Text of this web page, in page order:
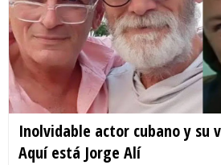
Inolvidable actor cubano y su
Aquí está Jorge Alí